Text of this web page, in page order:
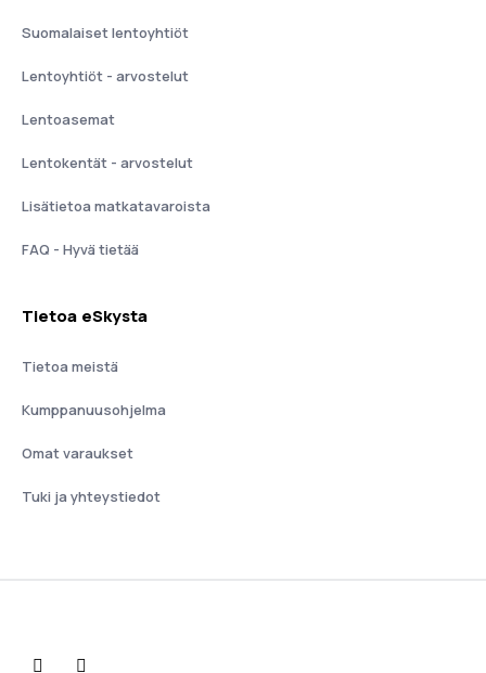
Suomalaiset lentoyhtiöt
Lentoyhtiöt - arvostelut
Lentoasemat
Lentokentät - arvostelut
Lisätietoa matkatavaroista
FAQ - Hyvä tietää
Tietoa eSkysta
Tietoa meistä
Kumppanuusohjelma
Omat varaukset
Tuki ja yhteystiedot